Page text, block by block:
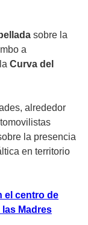
sobre la
a
Curva del
alrededor
la presencia
en territorio
el centro de
Madres